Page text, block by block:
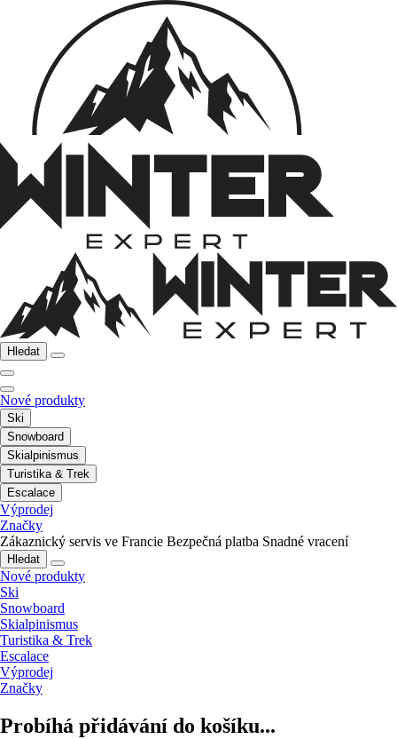
Hledat
Nové produkty
Ski
Snowboard
Skialpinismus
Turistika & Trek
Escalace
Výprodej
Značky
Zákaznický servis ve Francie Bezpečná platba Snadné vracení
Hledat
Nové produkty
Ski
Snowboard
Skialpinismus
Turistika & Trek
Escalace
Výprodej
Značky
Probíhá přidávání do košíku...